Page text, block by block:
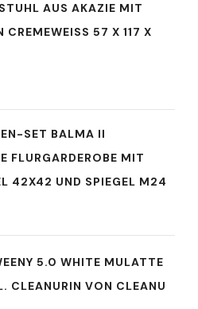
AUS AKAZIE MIT
57 X 117 X 1
SET BALMA II
FLURGARDEROBE MIT
42X42 UND SPIEGEL M24
5.0 WHITE MULATTE
CLEANURIN VON CLEANU